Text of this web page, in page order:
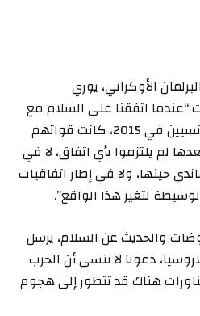
الأوكراني، يوري
“عندما اتفقنا على السلام مع
الروس بحضور الألمان والفرنسيين في 2015، كانت قواتهم
لم يلتزموا بأي اتفاق، لا في
حينها، ولا في إطار اتفاقيات
لتغير هذا الواقع”.
والحديث عن السلام، يرسل
دعونا لا ننسى أن الحرب
هناك قد تتطور إلى هجوم